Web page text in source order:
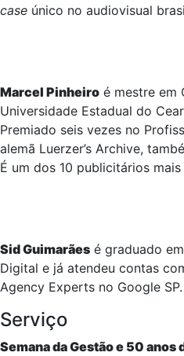
case único no audiovisual
Marcel Pinheiro é mestre em
Universidade Estadual do
Premiado seis vezes no
alemã Luerzer’s Archive,
É um dos 10 publicitários
Sid Guimarães é graduado
Digital e já atendeu contas
Agency Experts no Google SP.
Serviço
Semana da Gestão e 50